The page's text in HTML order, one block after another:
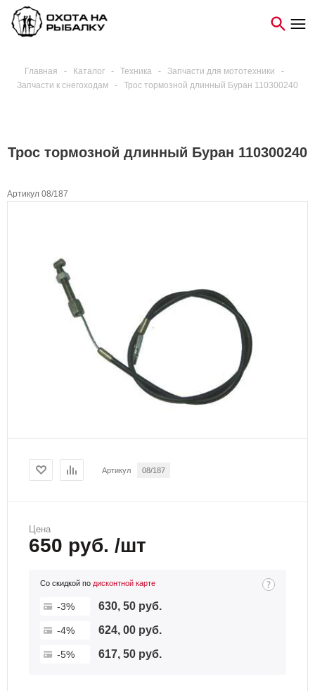
Главная - Каталог - Техника - Запчасти для мототехники
-
Запчасти к снегоходам
- Трос тормозной длинный Буран 110300240
Трос тормозной длинный Буран 110300240
Артикул 08/187
Артикул 08/187
Цена
650 руб. /шт
Со скидкой по дисконтной карте
-3% 630, 50 руб.
-4% 624, 00 руб.
-5% 617, 50 руб.